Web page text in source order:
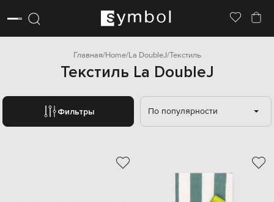
Главная Home La DoubleJ Текстиль
Текстиль La DoubleJ
Фильтры По популярности